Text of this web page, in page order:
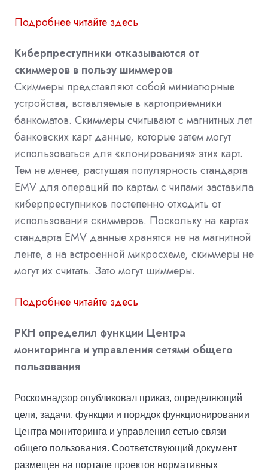
Подробнее читайте здесь
Киберпреступники отказываются от
скиммеров в пользу шиммеров
Скиммеры представляют собой миниатюрные
устройства, вставляемые в картоприемники
банкоматов. Скиммеры считывают с магнитных лет
банковских карт данные, которые затем могут
использоваться для «клонирования» этих карт.
Тем не менее, растущая популярность стандарта
EMV для операций по картам с чипами заставила
киберпреступников постепенно отходить от
использования скиммеров. Поскольку на картах
стандарта EMV данные хранятся не на магнитной
ленте, а на встроенной микросхеме, скиммеры не
могут их считать. Зато могут шиммеры.
Подробнее читайте здесь
РКН определил функции Центра
мониторинга и управления сетями общего
пользования
Роскомнадзор опубликовал приказ, определяющий
цели, задачи, функции и порядок функционировании
Центра мониторинга и управления сетью связи
общего пользования. Соответствующий документ
размещен на портале проектов нормативных